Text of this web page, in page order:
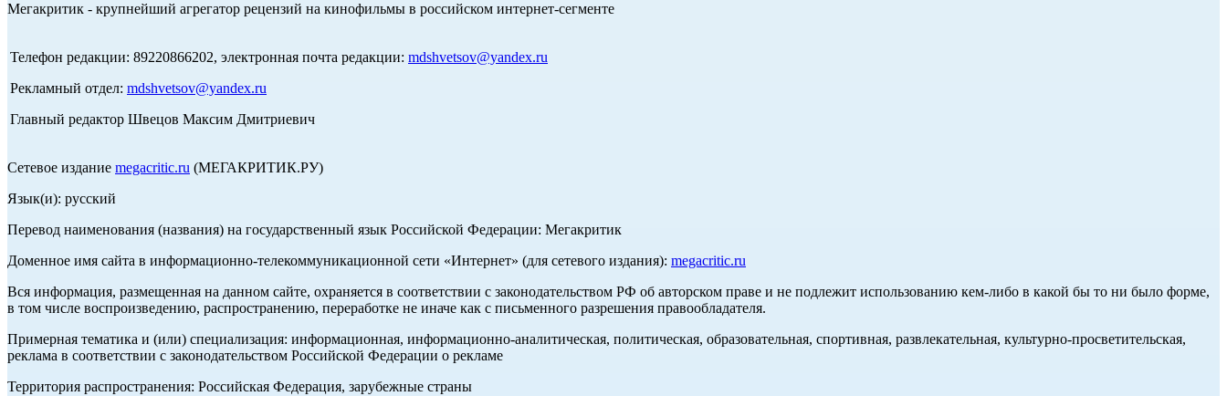
Мегакритик - крупнейший агрегатор рецензий на кинофильмы в российском интернет-сегменте
Телефон редакции: 89220866202, электронная почта редакции: mdshvetsov@yandex.ru
Рекламный отдел: mdshvetsov@yandex.ru
Главный редактор Швецов Максим Дмитриевич
Сетевое издание megacritic.ru (МЕГАКРИТИК.РУ)
Язык(и): русский
Перевод наименования (названия) на государственный язык Российской Федерации: Мегакритик
Доменное имя сайта в информационно-телекоммуникационной сети «Интернет» (для сетевого издания): megacritic.ru
Вся информация, размещенная на данном сайте, охраняется в соответствии с законодательством РФ об авторском праве и не подлежит использованию кем-либо в какой бы то ни было форме,
в том числе воспроизведению, распространению, переработке не иначе как с письменного разрешения правообладателя.
Примерная тематика и (или) специализация: информационная, информационно-аналитическая, политическая, образовательная, спортивная, развлекательная, культурно-просветительская,
реклама в соответствии с законодательством Российской Федерации о рекламе
Территория распространения: Российская Федерация, зарубежные страны